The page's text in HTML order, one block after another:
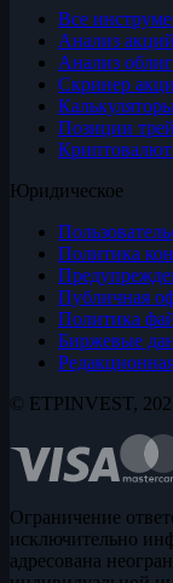
Все
Анализ акций
Анализ
Скринер
Позиции
Юридическое
Политика
Публичная
Политика
Биржевые
© ETPINVEST,
Ограничение
исключительно
адресована